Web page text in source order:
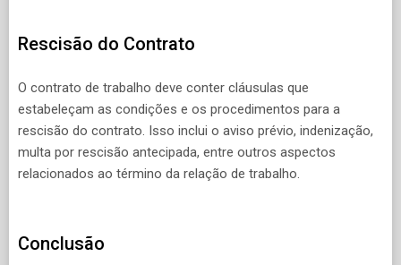
Rescisão do Contrato
O contrato de trabalho deve conter cláusulas que
estabeleçam as condições e os procedimentos para a
rescisão do contrato. Isso inclui o aviso prévio, indenização,
multa por rescisão antecipada, entre outros aspectos
relacionados ao término da relação de trabalho.
Conclusão